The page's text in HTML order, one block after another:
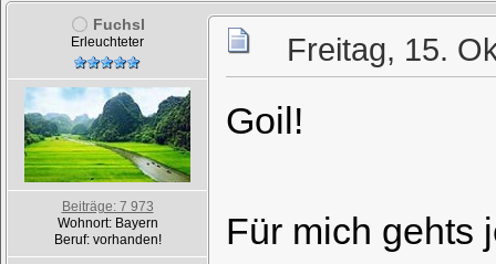
Fuchsl
Erleuchteter
Beiträge: 7 973
Wohnort: Bayern
Beruf: vorhanden!
Freitag, 15.
Goil!
Für mich gehts